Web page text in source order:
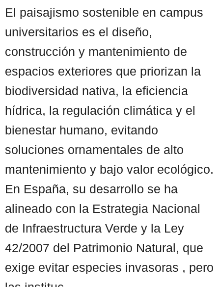
El paisajismo sostenible en campus
universitarios es el diseño,
construcción y mantenimiento de
espacios exteriores que priorizan la
biodiversidad nativa, la eficiencia
hídrica, la regulación climática y el
bienestar humano, evitando
soluciones ornamentales de alto
mantenimiento y bajo valor ecológico.
En España, su desarrollo se ha
alineado con la Estrategia Nacional
de Infraestructura Verde y la Ley
42/2007 del Patrimonio Natural, que
exige evitar especies invasoras , pero